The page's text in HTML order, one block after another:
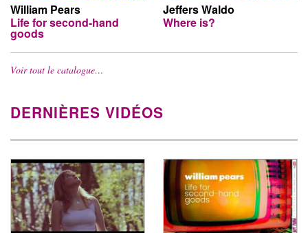
William Pears
Life for second-hand
goods
Jeffers Waldo
Where is?
Voir tout le catalogue…
DERNIÈRES VIDÉOS